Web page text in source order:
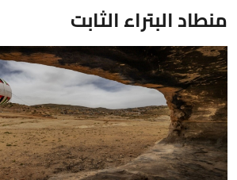
منطاد البتراء الثابت